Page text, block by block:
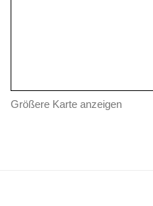
Größere Karte anzeigen